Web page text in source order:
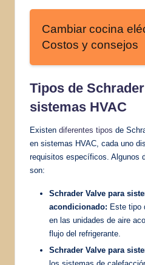
Cambiar cocina
Costos y consejos
Tipos de
sistemas HVAC
Existen diferentes tipos de
en sistemas HVAC, cada uno
requisitos específicos. Algunos
son:
Schrader Valve para
acondicionado: Este tipo
en las unidades de aire
flujo del refrigerante.
Schrader Valve para